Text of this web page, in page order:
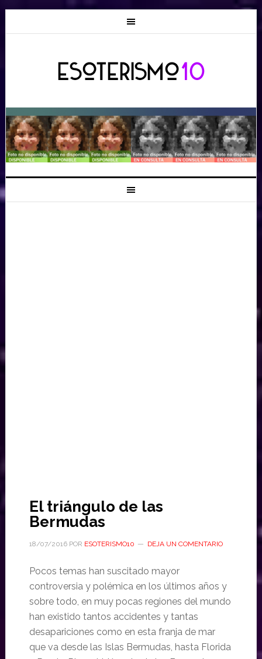
El triángulo de las
Bermudas
18/07/2016POR ESOTERISMO10 DEJA UN COMENTARIO
Pocos temas han suscitado mayor
controversia y polémica en los últimos años y
sobre todo, en muy pocas regiones del mundo
han existido tantos accidentes y tantas
desapariciones como en esta franja de mar
que va desde las Islas Bermudas, hasta Florida